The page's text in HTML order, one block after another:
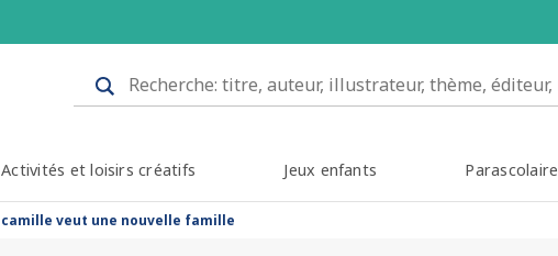
Activités et loisirs créatifs Jeux enfants Parascolaire
camille veut une nouvelle famille